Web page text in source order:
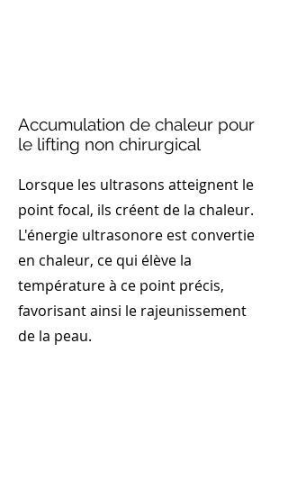
Accumulation de chaleur pour
le lifting non chirurgical
Lorsque les ultrasons atteignent le
point focal, ils créent de la chaleur.
L'énergie ultrasonore est convertie
en chaleur, ce qui élève la
température à ce point précis,
favorisant ainsi le rajeunissement
de la peau.